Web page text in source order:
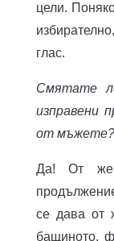
цели.
глас.
Смятате
изправени
от мъжете?
Да! От
се дава от
бащиното,